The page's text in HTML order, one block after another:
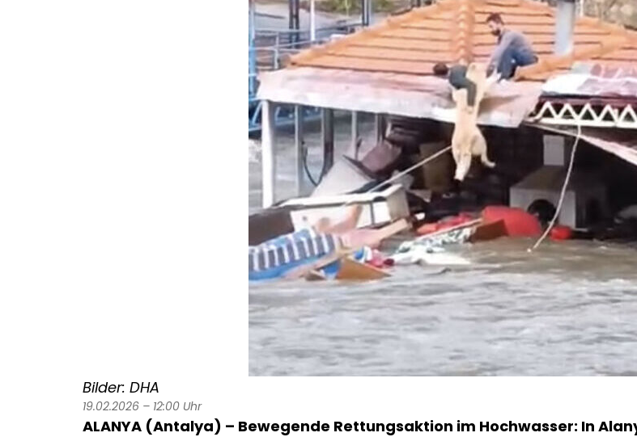
Bilder: DHA
19.02.2026 – 12:00 Uhr
ALANYA (Antalya) – Bewegende Rettungsaktion im Hochwasser: In